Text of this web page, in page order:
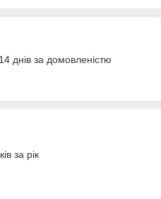
днів за домовленістю
за рік